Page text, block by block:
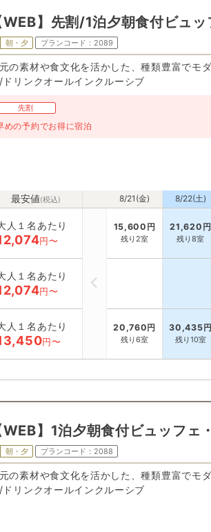
WEB】先割/1泊夕朝食付ビュ
朝・夕 プランコード： 2089
の素材や食文化を活かした、種類豊富でモ
ドリンクオールインクルーシブ
先割
めの予約でお得に宿泊
最安値(税込) 8/21(金) 8/22(土)
人１名あたり
円〜
15,600 円
残り2室
21,620 円
残り8室
人１名あたり
円〜
人１名あたり
円〜
20,760円
残り6室
30,435円
残り10室
WEB】1泊夕朝食付ビュッフ
朝・夕 プランコード： 2088
の素材や食文化を活かした、種類豊富でモ
ドリンクオールインクルーシブ